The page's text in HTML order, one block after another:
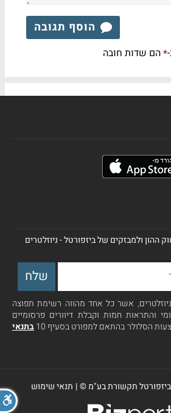
הוסף תגובה
*הם שדות חובה
ההון ולמבזקים של ביזפורטל - ניוזלטרים
אשר כל אחד מהווה רשימת תפוצה
והתראות חמות וקבלת דיוורים פרסומיים
הסלולר בהתאם למפורט בסעיף 10
בתנאי
תקשורת בע"מ ©| תנאי שימוש